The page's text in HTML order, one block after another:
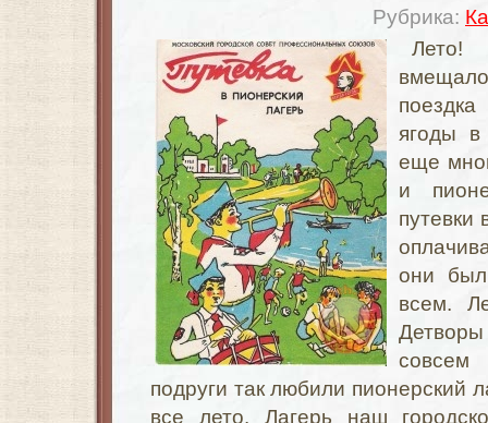
Рубрика:
Лето!
ягоды
еще
и
путевки
они
всем.
подруги так любили пионерский
все лето. Лагерь наш